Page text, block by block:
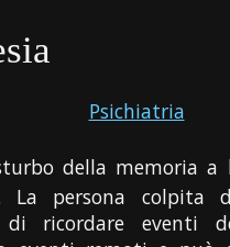
Psichiatria
della memoria a
La persona colpita
di ricordare eventi